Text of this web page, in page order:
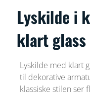
Lyskilde i
klart glass
Lyskilde med klart
til dekorative
klassiske stilen ser